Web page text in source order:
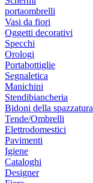
portaombrelli
Vasi da fiori
Oggetti decorativi
Specchi
Orologi
Portabottiglie
Segnaletica
Manichini
Stendibiancheria
Bidoni della spazzatura
Tende/Ombrelli
Elettrodomestici
Pavimenti
Igiene
Cataloghi
Designer